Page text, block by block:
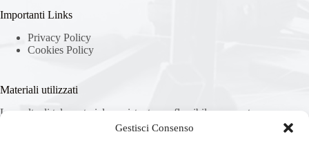
Gestisci Consenso
Importanti Links
Privacy Policy
Cookies Policy
Materiali utilizzati
La scelta di tale materiale, resistente ma flessibile, consente
alla ditta di realizzare articoli duraturi, resistenti e sicuri, che